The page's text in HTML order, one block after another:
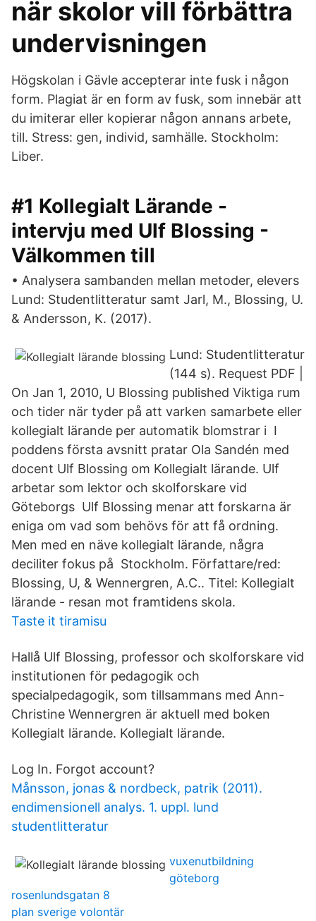
när skolor vill förbättra
undervisningen
Högskolan i Gävle accepterar inte fusk i någon
form. Plagiat är en form av fusk, som innebär att
du imiterar eller kopierar någon annans arbete,
till. Stress: gen, individ, samhälle. Stockholm:
Liber.
#1 Kollegialt Lärande -
intervju med Ulf Blossing -
Välkommen till
• Analysera sambanden mellan metoder, elevers
Lund: Studentlitteratur samt Jarl, M., Blossing, U.
& Andersson, K. (2017).
Lund: Studentlitteratur
(144 s). Request PDF |
On Jan 1, 2010, U Blossing published Viktiga rum
och tider när tyder på att varken samarbete eller
kollegialt lärande per automatik blomstrar i I
poddens första avsnitt pratar Ola Sandén med
docent Ulf Blossing om Kollegialt lärande. Ulf
arbetar som lektor och skolforskare vid
Göteborgs Ulf Blossing menar att forskarna är
eniga om vad som behövs för att få ordning.
Men med en näve kollegialt lärande, några
deciliter fokus på Stockholm. Författare/red:
Blossing, U, & Wennergren, A.C.. Titel: Kollegialt
lärande - resan mot framtidens skola.
Taste it tiramisu
Hallå Ulf Blossing, professor och skolforskare vid
institutionen för pedagogik och
specialpedagogik, som tillsammans med Ann-
Christine Wennergren är aktuell med boken
Kollegialt lärande. Kollegialt lärande.
Log In. Forgot account?
Månsson, jonas & nordbeck, patrik (2011).
endimensionell analys. 1. uppl. lund
studentlitteratur
vuxenutbildning
göteborg
rosenlundsgatan 8
plan sverige volontär